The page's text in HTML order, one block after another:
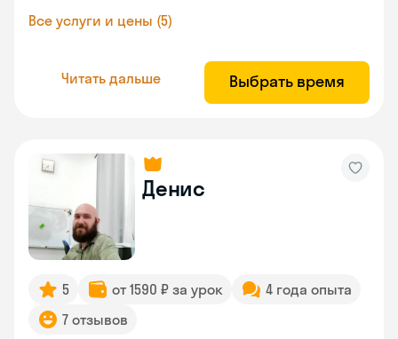
Все услуги и цены (5)
Читать дальше Выбрать время
Денис
5 от 1590 ₽ за урок
4 года опыта
7 отзывов